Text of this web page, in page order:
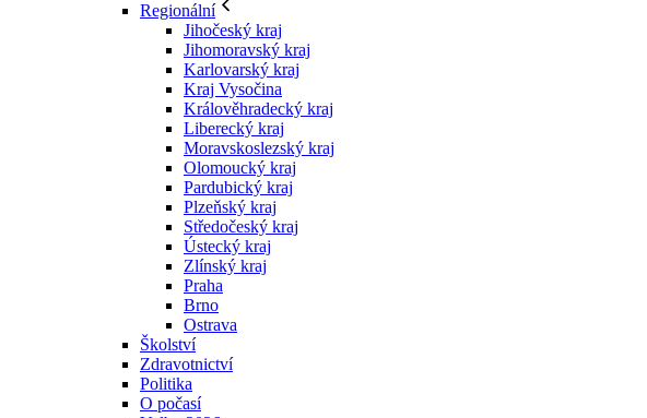
Regionální
Jihočeský kraj
Jihomoravský kraj
Karlovarský kraj
Kraj Vysočina
Králověhradecký kraj
Liberecký kraj
Moravskoslezský kraj
Olomoucký kraj
Pardubický kraj
Plzeňský kraj
Středočeský kraj
Ústecký kraj
Zlínský kraj
Praha
Brno
Ostrava
Školství
Zdravotnictví
Politika
O počasí